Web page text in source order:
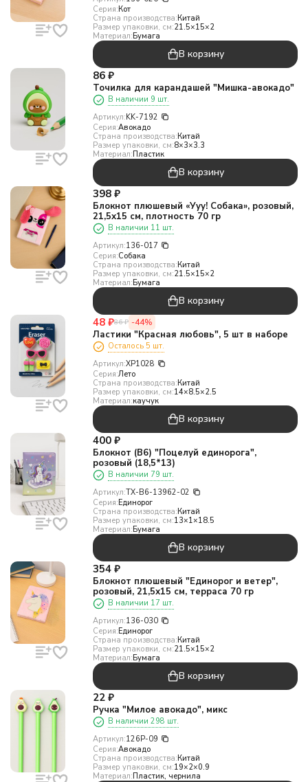
Серия:Кот
Страна производства:Китай
Размер упаковки, см:21.5×15×2
Материал:Бумага
В корзину
86 ₽
Точилка для карандашей "Мишка-авокадо"
В наличии 9 шт.
Артикул:KK-7192
Серия:Авокадо
Страна производства:Китай
Размер упаковки, см:8×3×3.3
Материал:Пластик
В корзину
398 ₽
Блокнот плюшевый «Ууу! Собака», розовый,
21,5х15 см, плотность 70 гр
В наличии 11 шт.
Артикул:136-017
Серия:Собака
Страна производства:Китай
Размер упаковки, см:21.5×15×2
Материал:Бумага
В корзину
48 ₽86 ₽ -44%
Ластики "Красная любовь", 5 шт в наборе
Осталось 5 шт.
Артикул:XP1028
Серия:Лето
Страна производства:Китай
Размер упаковки, см:14×8.5×2.5
Материал:каучук
В корзину
400 ₽
Блокнот (B6) "Поцелуй единорога",
розовый (18,5*13)
В наличии 79 шт.
Артикул:TX-B6-13962-02
Серия:Единорог
Страна производства:Китай
Размер упаковки, см:13×1×18.5
Материал:Бумага
В корзину
354 ₽
Блокнот плюшевый "Единорог и ветер",
розовый, 21,5х15 см, терраса 70 гр
В наличии 17 шт.
Артикул:136-030
Серия:Единорог
Страна производства:Китай
Размер упаковки, см:21.5×15×2
Материал:Бумага
В корзину
22 ₽
Ручка "Милое авокадо", микс
В наличии 298 шт.
Артикул:126P-09
Серия:Авокадо
Страна производства:Китай
Размер упаковки, см:19×2×0.9
Материал:Пластик, чернила